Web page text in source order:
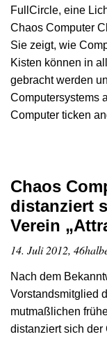
FullCircle, eine
Chaos Computer
Sie zeigt, wie
Kisten können in
gebracht werden
Computersystems
Computer ticken
Chaos
distanziert
Verein
14. Juli 2012,
Nach dem
Vorstandsmitglied
mutmaßlichen
distanziert sich der